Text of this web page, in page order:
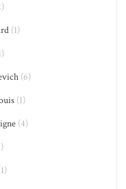
(1)
(6)
(1)
(4)